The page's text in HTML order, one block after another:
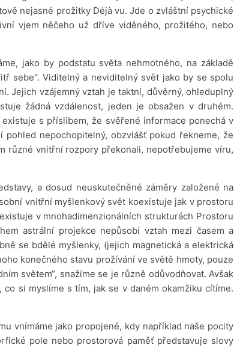
nejasné prožitky Déjà vu. Jde o zvláštní psychické
vjem něčeho už dříve viděného, prožitého, nebo
jako by podstatu světa nehmotného, na základě
sebe“. Viditelný a neviditelný svět jako by se spolu
Jejich vzájemný vztah je taktní, důvěrný, ohleduplný
žádná vzdálenost, jeden je obsažen v druhém.
s příslibem, že svěřené informace ponechá v
nepochopitelný, obzvlášť pokud řekneme, že
různé vnitřní rozpory překonali, nepotřebujeme víru,
a dosud neuskutečněné záměry založené na
vnitřní myšlenkový svět koexistuje jak v prostoru
v mnohadimenzionálních strukturách Prostoru
astrální projekce nepůsobí vztah mezi časem a
se bdělé myšlenky, (jejich magnetická a elektrická
konečného stavu prožívání ve světě hmoty, pouze
světem“, snažíme se je různě odůvodňovat. Avšak
si myslíme s tím, jak se v daném okamžiku cítíme.
vnímáme jako propojené, kdy například naše pocity
pole nebo prostorová paměť představuje slovy